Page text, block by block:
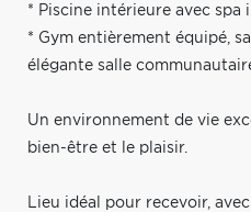
* Piscine intérieure avec spa
* Gym entièrement équipé,
élégante salle
Un environnement de vie
bien-être et le plaisir.
Lieu idéal pour recevoir,